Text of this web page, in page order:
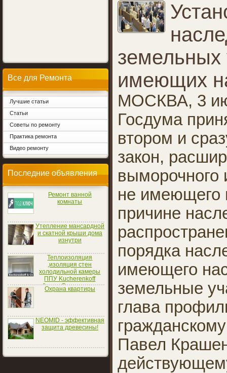
Все для Ремонта
Лучшие статьи
Статьи
Советы по ремонту
Практика ремонта
Видео ремонту
Последние объявления
Ремонт ванной
комнаты
Утепление мансардной
и скатной крыши дома
изнутри
Теплоизоляция
,изоляция стен
холодильной камеры
ППУ Kucherenkoff
&amp; Co
Охрана квартиры
NEOMID - эффективная
защита древесины!
земельных
имеющих
МОСКВА, 3
Госдума
втором и
закон,
выморочного
не имеющего
причине
порядка
имеющего
земельные
глава
Павел